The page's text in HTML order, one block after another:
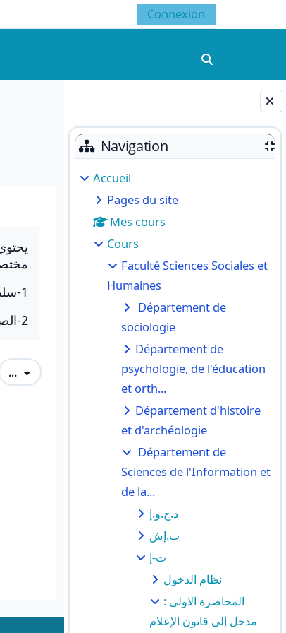
BlocsNavigation
Accueil
Pages du site
Mes cours
Cours
Faculté Sciences Sociales et
Humaines
Département de
sociologie
Département de
psychologie, de l'éducation
et orth...
Département d'histoire
et d'archéologie
Département de
Sciences de l'Information et
de la...
د.ج.و.إ
ت.إش
ت-إ
نظام الدخول
المحاضرة الاولى :
مدخل إلى قانون الإعلام
Connexion
1-سلطة الضبط .
2-الصحافة المكتوبة.
... Exporter des articles